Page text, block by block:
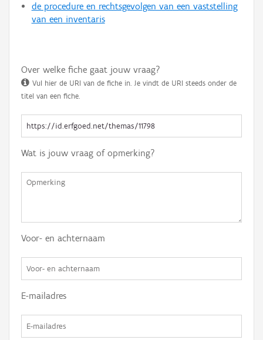
de procedure en rechtsgevolgen van een vaststelling
van een inventaris
Over welke fiche gaat jouw vraag?
Vul hier de URI van de fiche in. Je vindt de URI steeds onder de
titel van een fiche.
Wat is jouw vraag of opmerking?
Voor- en achternaam
E-mailadres